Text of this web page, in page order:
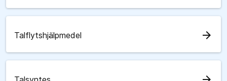
Talflytshjälpmedel arrow_forward